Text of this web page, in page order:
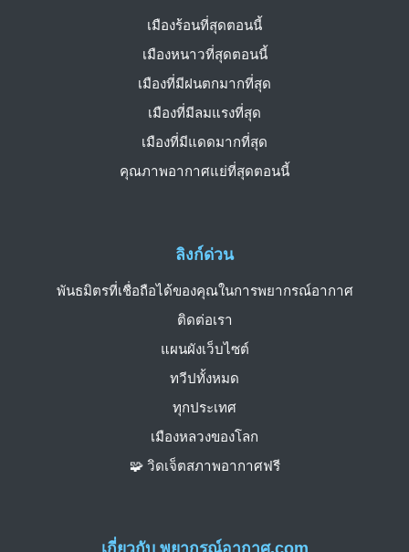
ลิงก์ด่วน
พันธมิตรที่เชื่อถือได้ของคุณในการพยากรณ์อากาศ
ติดต่อเรา
แผนผังเว็บไซต์
ทวีปทั้งหมด
ทุกประเทศ
เมืองหลวงของโลก
🧩 วิดเจ็ตสภาพอากาศฟรี
เมืองร้อนที่สุดตอนนี้
เมืองหนาวที่สุดตอนนี้
เมืองที่มีฝนตกมากที่สุด
เมืองที่มีลมแรงที่สุด
เมืองที่มีแดดมากที่สุด
คุณภาพอากาศแย่ที่สุดตอนนี้